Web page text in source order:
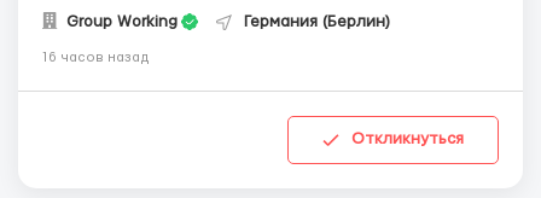
Group Working Германия (Берлин)
16 часов назад
Откликнуться